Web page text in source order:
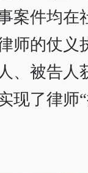
案件均在
师的仗义
、被告人
现了律师